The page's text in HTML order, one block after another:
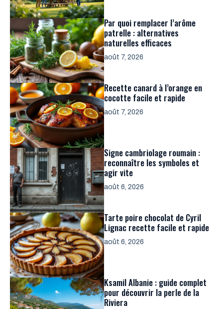
Par quoi remplacer l’arôme
patrelle : alternatives
naturelles efficaces
août 7, 2026
Recette canard à l’orange en
cocotte facile et rapide
août 7, 2026
Signe cambriolage roumain :
reconnaître les symboles et
agir vite
août 6, 2026
Tarte poire chocolat de Cyril
Lignac recette facile et rapide
août 6, 2026
Ksamil Albanie : guide complet
pour découvrir la perle de la
Riviera